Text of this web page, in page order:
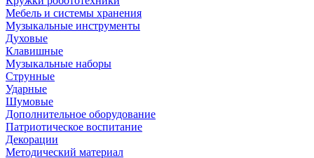
Мебель и системы хранения
Музыкальные инструменты
Духовые
Клавишные
Музыкальные наборы
Струнные
Ударные
Шумовые
Дополнительное оборудование
Патриотическое воспитание
Декорации
Методический материал